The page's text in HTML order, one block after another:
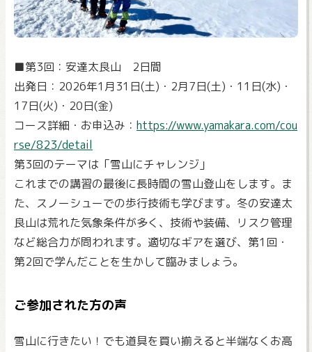
■第3回：安達太良山 2日間
出発日：2026年1月31日(土)・2月7日(土)・11日(水)・
17日(火)・20日(金)
コース詳細・お申込み： https://www.yamakara.com/cou
rse/823/detail
第3回のテーマは「雪山にチャレンジ」
これまでの講習の最後に長時間の雪山登山をします。ま
た、スノーシューでの歩行技術も学びます。冬の安達太
良山は荒れた気象条件が多く、技術や装備、リスク管理
など総合力が問われます。適切なギアを選び、第1回・
第2回で学んだことを生かして臨みましょう。
ご参加された方の声
雪山に行きたい！でも道具を買い揃えると半端なくお高